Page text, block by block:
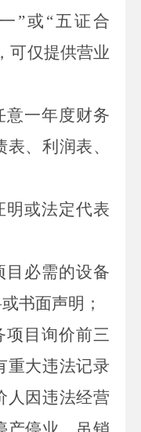
”或“五证合
可仅提供营业
意一年度财务
、利润表、
明或法定代表
目必需的设备
书面声明；
项目询价前三
重大违法记录
人因违法经营